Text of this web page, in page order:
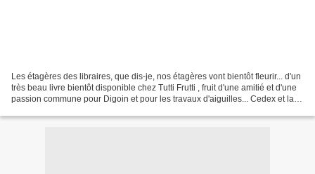
Les étagères des libraires, que dis-je, nos étagères vont bientôt fleurir... d'un
très beau livre bientôt disponible chez Tutti Frutti , fruit d'une amitié et d'une
passion commune pour Digoin et pour les travaux d'aiguilles... Cedex et la